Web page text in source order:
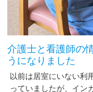
介護士と看護師の
うになりました
以前は居室にいない利
っていましたが、イン